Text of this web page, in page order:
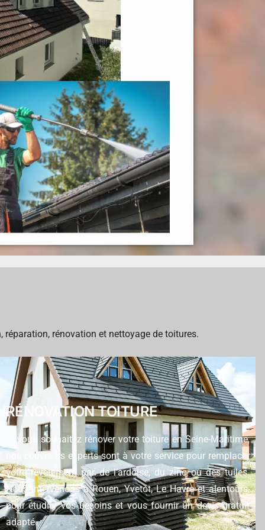
rénovation et nettoyage de toitures.
RÉNOVATION TOITURE
Si vous souhaitez rénover votre toiture en Seine-Maritime,
nos couvreurs experts sont à votre service pour remplacer
votre revêtement par de l’ardoise, du zinc ou des tuiles.
Nous intervenons à Rouen, Yvetot, Le Havre et alentours,
pour étudier vos besoins et vous fournir un devis gratuit
adapté.